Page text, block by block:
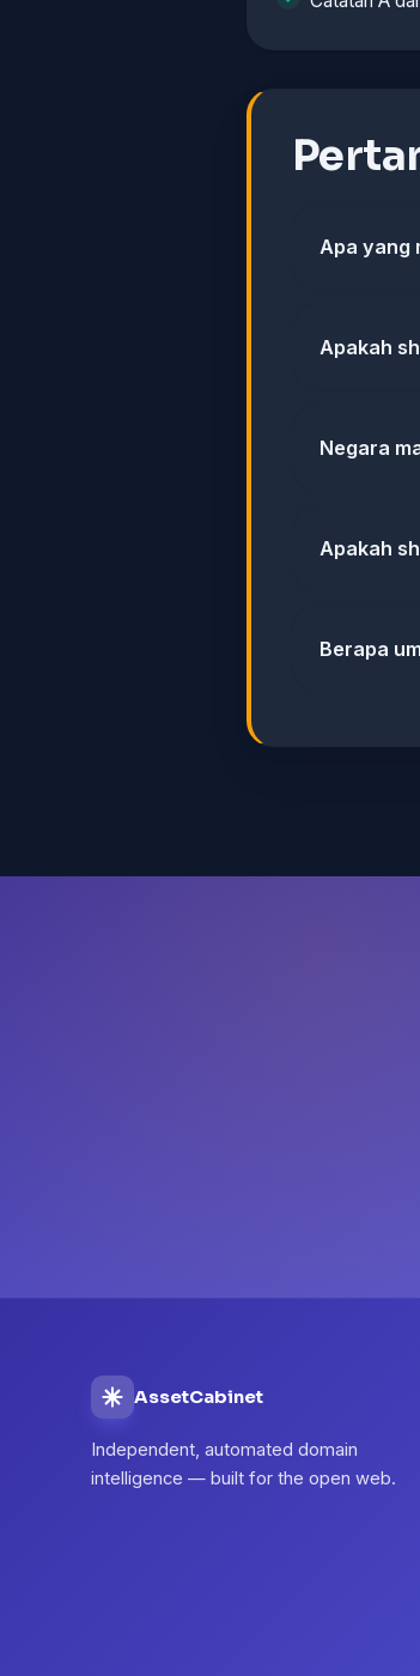
Apa yang
Apakah
Negara
Apakah
Berapa
AssetCabinet
Independent, automated domain
intelligence — built for the open web.